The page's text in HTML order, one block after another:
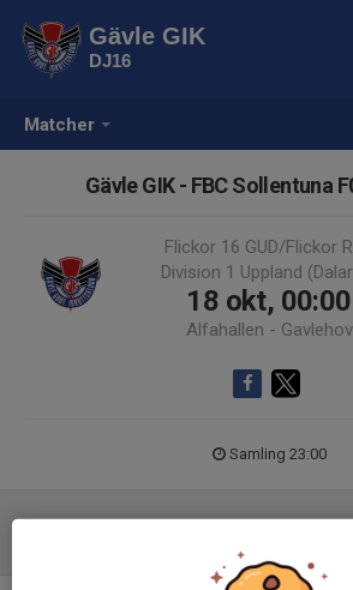
Matcher
Gävle GIK
DJ16
Gävle GIK - FBC Sollentuna
Flickor 16 GUD/Flickor
Division 1 Uppland
18 okt, 00:00
Alfahallen - Gavlehov
Samling 23:00